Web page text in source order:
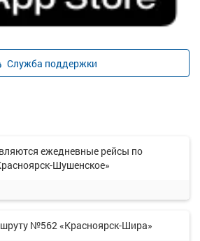
Служба поддержки
ежедневные рейсы по
Шушенское»
№562 «Красноярск-Шира»